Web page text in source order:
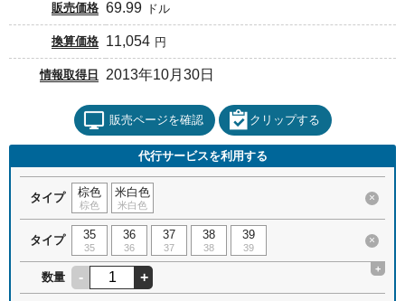
販売価格 69.99 ドル
換算価格 11,054 円
情報取得日 2013年10月30日
販売ページを確認 クリップする
代行サービスを利用する
タイプ 棕色
棕色
米白色
米白色
×
タイプ 35
35
36
36
37
37
38
38
39
39
×
数量 - +
+